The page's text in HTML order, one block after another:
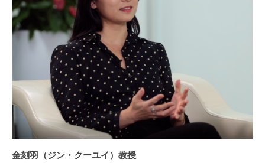
金刻羽（ジン・クーユイ）教授